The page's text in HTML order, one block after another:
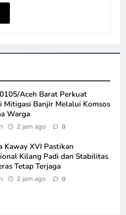
Aceh Barat Perkuat
Mitigasi Banjir Melalui Komsos
Warga
2 jam ago 0
Kaway XVI Pastikan
Kilang Padi dan Stabilitas
Tetap Terjaga
2 jam ago 0